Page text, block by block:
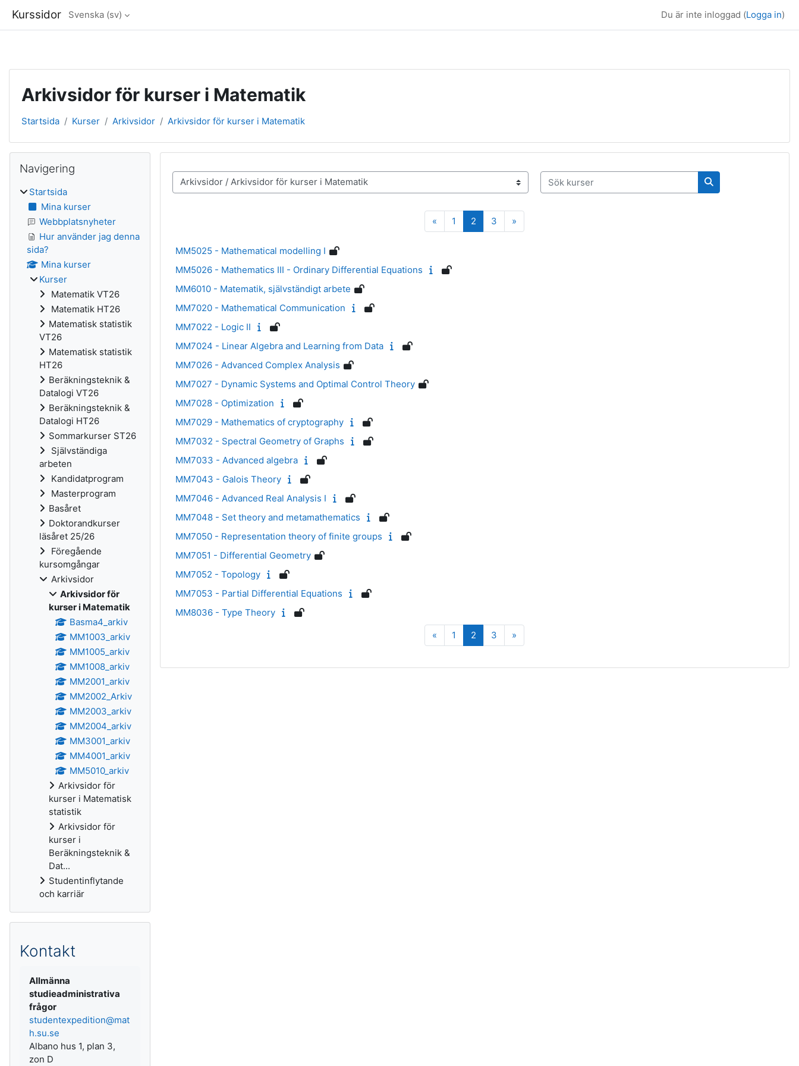
Kurssidor Svenska ‎(sv)‎ Du är inte inloggad (Logga in)
Arkivsidor för kurser i Matematik
Startsida Kurser Arkivsidor Arkivsidor för kurser i Matematik
Kurskategorier
Sök kurser
Sök kurser
« Föregående sida
1 Sida 1
2 Sida 2
3 Sida 3
»
MM5025 - Mathematical modelling I
MM5026 - Mathematics III - Ordinary Differential Equations
MM6010 - Matematik, självständigt arbete
MM7020 - Mathematical Communication
MM7022 - Logic II
MM7024 - Linear Algebra and Learning from Data
MM7026 - Advanced Complex Analysis
MM7027 - Dynamic Systems and Optimal Control Theory
MM7028 - Optimization
MM7029 - Mathematics of cryptography
MM7032 - Spectral Geometry of Graphs
MM7033 - Advanced algebra
MM7043 - Galois Theory
MM7046 - Advanced Real Analysis I
MM7048 - Set theory and metamathematics
MM7050 - Representation theory of finite groups
MM7051 - Differential Geometry
MM7052 - Topology
MM7053 - Partial Differential Equations
MM8036 - Type Theory
« Föregående sida
1 Sida 1
2 Sida 2
3 Sida 3
»
Block
Navigering
Startsida
Mina kurser
Webbplatsnyheter
Hur använder jag denna
sida?
Mina kurser
Kurser
Matematik VT26
Matematik HT26
Matematisk statistik
VT26
Matematisk statistik
HT26
Beräkningsteknik &
Datalogi VT26
Beräkningsteknik &
Datalogi HT26
Sommarkurser ST26
Självständiga
arbeten
Kandidatprogram
Masterprogram
Basåret
Doktorandkurser
läsåret 25/26
Föregående
kursomgångar
Arkivsidor
Arkivsidor för
kurser i Matematik
Basma4_arkiv
MM1003_arkiv
MM1005_arkiv
MM1008_arkiv
MM2001_arkiv
MM2002_Arkiv
MM2003_arkiv
MM2004_arkiv
MM3001_arkiv
MM4001_arkiv
MM5010_arkiv
Arkivsidor för
kurser i Matematisk
statistik
Arkivsidor för
kurser i
Beräkningsteknik &
Dat...
Studentinflytande
och karriär
Kontakt
Allmänna
studieadministrativa
frågor
studentexpedition@mat
h.su.se
Albano hus 1, plan 3,
zon D